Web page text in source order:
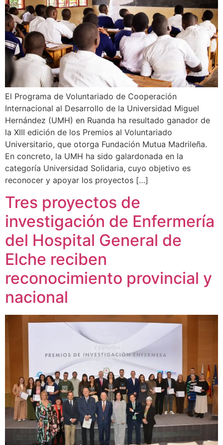
El Programa de Voluntariado de Cooperación
Internacional al Desarrollo de la Universidad Miguel
Hernández (UMH) en Ruanda ha resultado ganador de
la XIII edición de los Premios al Voluntariado
Universitario, que otorga Fundación Mutua Madrileña.
En concreto, la UMH ha sido galardonada en la
categoría Universidad Solidaria, cuyo objetivo es
reconocer y apoyar los proyectos […]
Tres proyectos de
investigación de Enfermería
del Hospital General de
Elche reciben
reconocimiento provincial y
nacional